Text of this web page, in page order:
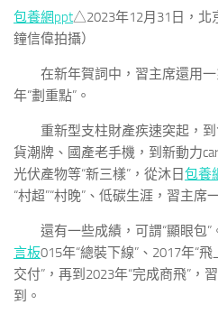
包養網ppt△2023年12月31日，北
鐘信偉拍攝）
在新年賀詞中，習主席還用
年“劃重點”。
重新型支柱財產疾速突起，
貨潮牌、國產老手機，到新動力car
光伏產物等“新三樣”，從沐日包養
“村超”“村晚”、低碳生涯，習主席
還有一些成績，可謂“顯眼包”
言板015年“總裝下線”、2017年“
交付”，再到2023年“完成商飛”，
到。